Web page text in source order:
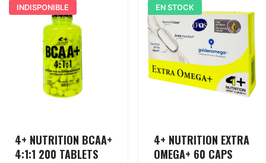
INDISPONIBLE
4+ NUTRITION BCAA+
4:1:1 200 TABLETS
EN STOCK
4+ NUTRITION EXTRA
OMEGA+ 60 CAPS